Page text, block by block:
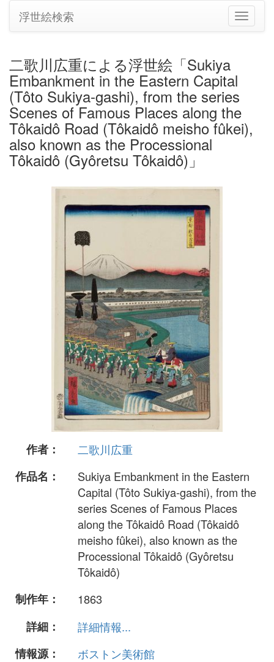
ナ
ビ
切
り
替
浮世絵検索
二歌川広重による浮世絵「Sukiya
Embankment in the Eastern Capital
(Tôto Sukiya-gashi), from the series
Scenes of Famous Places along the
Tôkaidô Road (Tôkaidô meisho fûkei),
also known as the Processional
Tôkaidô (Gyôretsu Tôkaidô)」
作者：
二歌川広重
作品名：
Sukiya Embankment in the Eastern
Capital (Tôto Sukiya-gashi), from the
series Scenes of Famous Places
along the Tôkaidô Road (Tôkaidô
meisho fûkei), also known as the
Processional Tôkaidô (Gyôretsu
Tôkaidô)
制作年：
1863
詳細：
詳細情報...
情報源：
ボストン美術館